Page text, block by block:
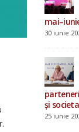
pentru
cu